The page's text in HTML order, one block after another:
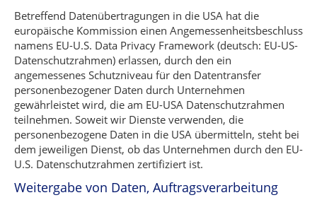
Betreffend Datenübertragungen in die USA hat die
europäische Kommission einen Angemessenheitsbeschluss
namens EU-U.S. Data Privacy Framework (deutsch: EU-US-
Datenschutzrahmen) erlassen, durch den ein
angemessenes Schutzniveau für den Datentransfer
personenbezogener Daten durch Unternehmen
gewährleistet wird, die am EU-USA Datenschutzrahmen
teilnehmen. Soweit wir Dienste verwenden, die
personenbezogene Daten in die USA übermitteln, steht bei
dem jeweiligen Dienst, ob das Unternehmen durch den EU-
U.S. Datenschutzrahmen zertifiziert ist.
Weitergabe von Daten, Auftragsverarbeitung